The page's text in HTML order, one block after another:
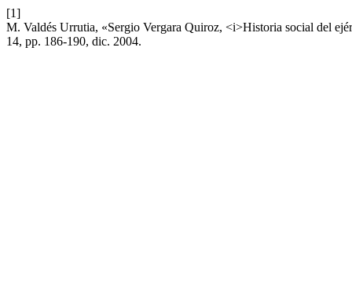
[1]
M. Valdés Urrutia, «Sergio Vergara Quiroz, <i>Historia social del
14, pp. 186-190, dic. 2004.